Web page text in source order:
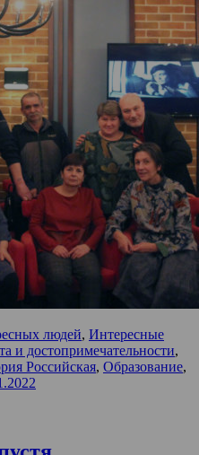
людей, Интересные
и достопримечательности,
Российская, Образование,